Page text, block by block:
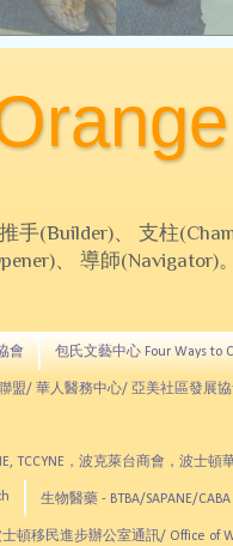
手(Builder)、 支柱
、 導師
會 包氏文藝中心 Four Ways to
盟/ 華人醫務中心/ 亞美社區發展
TCCYNE，波克萊台商會，波士
生物醫藥 - BTBA/SAPANE/CABA
頓移民進步辦公室通訊/ Office of